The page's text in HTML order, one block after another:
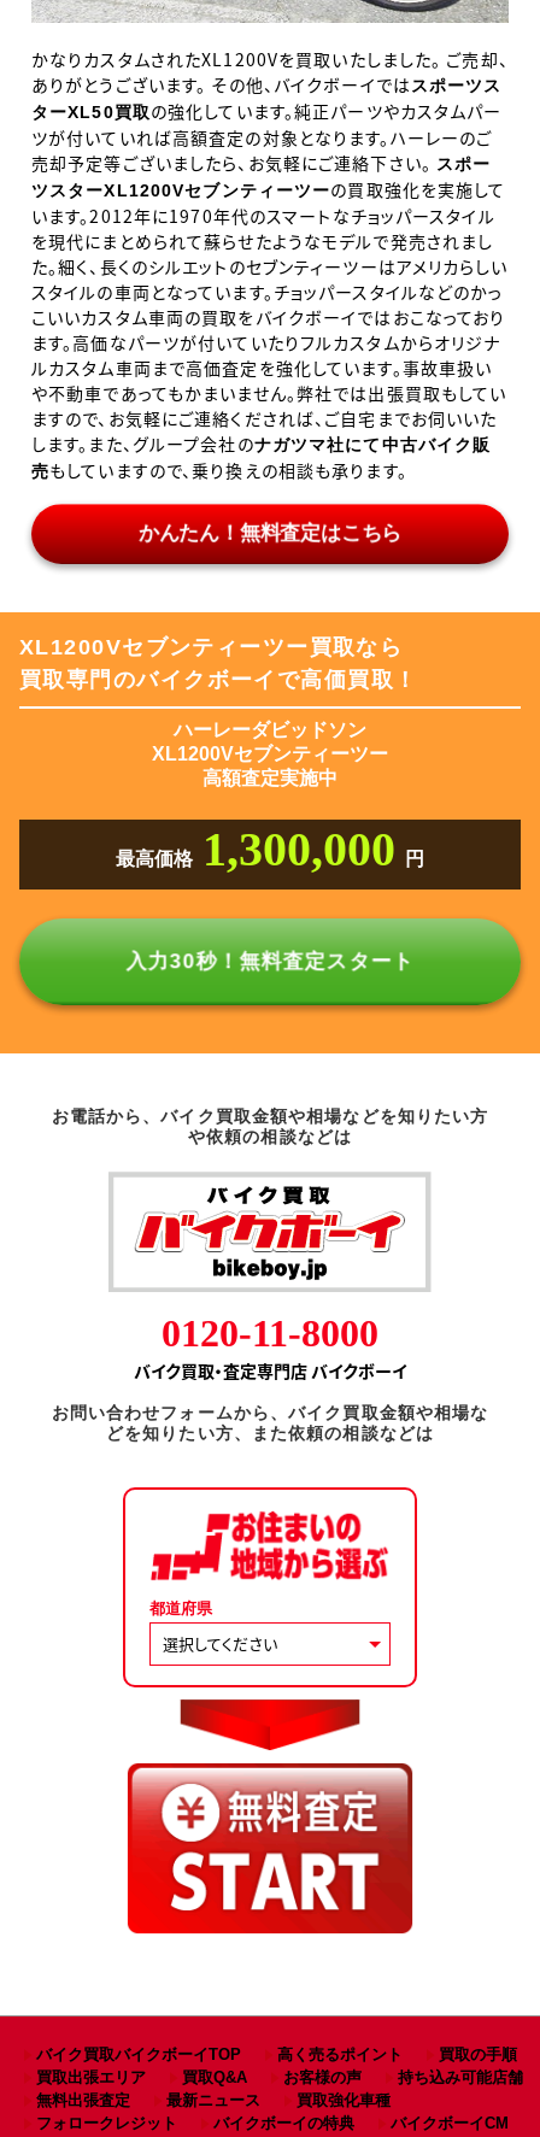
かなりカスタムされたXL1200Vを買取いたしました。 ご売却、
ありがとうございます。 その他、バイクボーイではスポーツス
ターXL50買取の強化しています。純正パーツやカスタムパー
ツが付いていれば高額査定の対象となります。ハーレーのご
売却予定等ございましたら、お気軽にご連絡下さい。 スポー
ツスターXL1200Vセブンティーツーの買取強化を実施して
います。2012年に1970年代のスマートなチョッパースタイル
を現代にまとめられて蘇らせたようなモデルで発売されまし
た。細く、長くのシルエットのセブンティーツーはアメリカらしい
スタイルの車両となっています。チョッパースタイルなどのかっ
こいいカスタム車両の買取をバイクボーイではおこなっており
ます。高価なパーツが付いていたりフルカスタムからオリジナ
ルカスタム車両まで高価査定を強化しています。事故車扱い
や不動車であってもかまいません。弊社では出張買取もしてい
ますので、お気軽にご連絡くだされば、ご自宅までお伺いいた
します。また、グループ会社のナガツマ社にて中古バイク販
売もしていますので、乗り換えの相談も承ります。
かんたん！無料査定はこちら
XL1200Vセブンティーツー買取なら
買取専門のバイクボーイで高価買取！
ハーレーダビッドソン
XL1200Vセブンティーツー
高額査定実施中
最高価格 1,300,000 円
入力30秒！無料査定スタート
お電話から、バイク買取金額や相場などを知りたい方
や依頼の相談などは
0120-11-8000
バイク買取・査定専門店 バイクボーイ
お問い合わせフォームから、バイク買取金額や相場な
どを知りたい方、また依頼の相談などは
都道府県
バイク買取バイクボーイTOP 高く売るポイント
買取の手順
買取出張エリア
買取Q&A お客様の声
持ち込み可能店舗
無料出張査定
最新ニュース
買取強化車種
フォロークレジット
バイクボーイの特典 バイクボーイCM